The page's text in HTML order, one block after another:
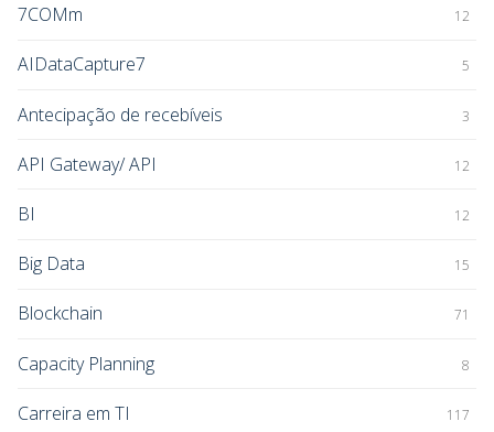
7COMm 12
AIDataCapture7 5
Antecipação de recebíveis 3
API Gateway/ API 12
BI 12
Big Data 15
Blockchain 71
Capacity Planning 8
Carreira em TI 117